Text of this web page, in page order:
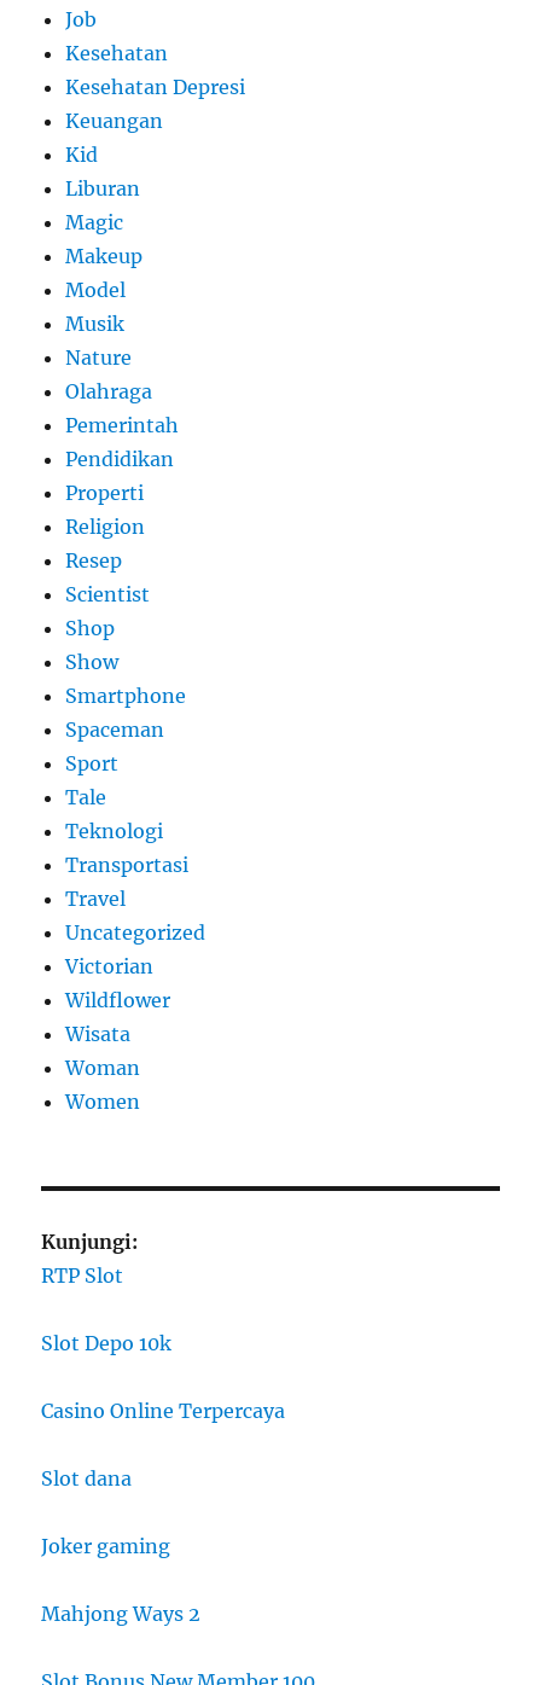
Job
Kesehatan
Kesehatan Depresi
Keuangan
Kid
Liburan
Magic
Makeup
Model
Musik
Nature
Olahraga
Pemerintah
Pendidikan
Properti
Religion
Resep
Scientist
Shop
Show
Smartphone
Spaceman
Sport
Tale
Teknologi
Transportasi
Travel
Uncategorized
Victorian
Wildflower
Wisata
Woman
Women
Kunjungi:
RTP Slot
Slot Depo 10k
Casino Online Terpercaya
Slot dana
Joker gaming
Mahjong Ways 2